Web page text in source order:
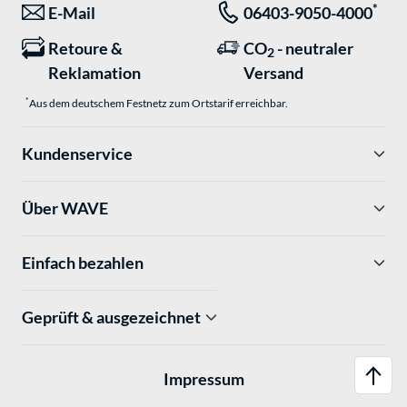
E-Mail 06403-9050-4000*
Retoure &
Reklamation
CO2 - neutraler
Versand
*Aus dem deutschem Festnetz zum Ortstarif erreichbar.
Kundenservice
Über WAVE
Einfach bezahlen
Geprüft & ausgezeichnet
Impressum